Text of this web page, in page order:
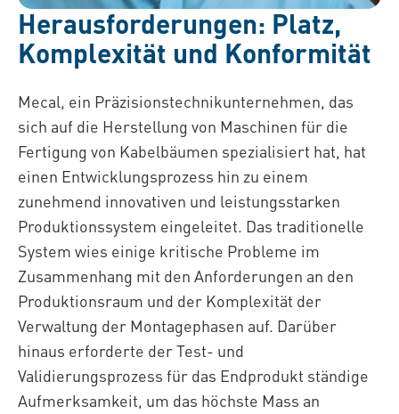
Herausforderungen: Platz,
Komplexität und Konformität
Mecal, ein Präzisionstechnikunternehmen, das
sich auf die Herstellung von Maschinen für die
Fertigung von Kabelbäumen spezialisiert hat, hat
einen Entwicklungsprozess hin zu einem
zunehmend innovativen und leistungsstarken
Produktionssystem eingeleitet. Das traditionelle
System wies einige kritische Probleme im
Zusammenhang mit den Anforderungen an den
Produktionsraum und der Komplexität der
Verwaltung der Montagephasen auf. Darüber
hinaus erforderte der Test- und
Validierungsprozess für das Endprodukt ständige
Aufmerksamkeit, um das höchste Mass an